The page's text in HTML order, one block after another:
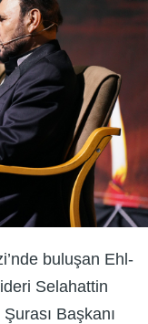
buluşan Ehl-
Selahattin
Başkanı